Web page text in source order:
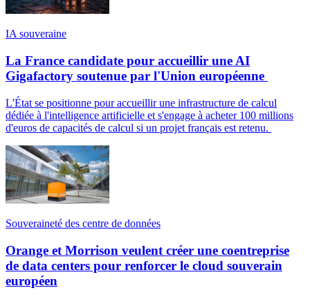
IA souveraine
La France candidate pour accueillir une AI
Gigafactory soutenue par l'Union européenne
L'État se positionne pour accueillir une infrastructure de calcul
dédiée à l'intelligence artificielle et s'engage à acheter 100 millions
d'euros de capacités de calcul si un projet français est retenu.
Souveraineté des centre de données
Orange et Morrison veulent créer une coentreprise
de data centers pour renforcer le cloud souverain
européen